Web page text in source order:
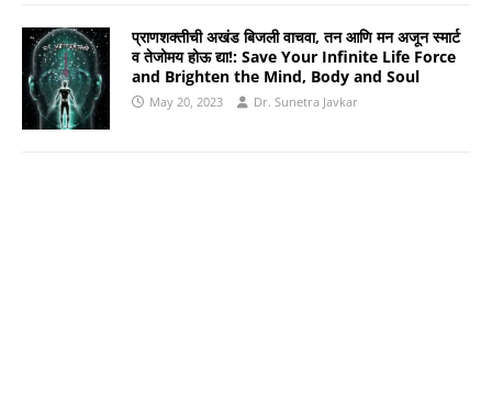
प्राणशक्तीची अखंड बिजली वाचवा, तन आणि मन अजून स्मार्ट
व तेजोमय होऊ द्या!: Save Your Infinite Life Force
and Brighten the Mind, Body and Soul
May 20, 2023 Dr. Sunetra Javkar